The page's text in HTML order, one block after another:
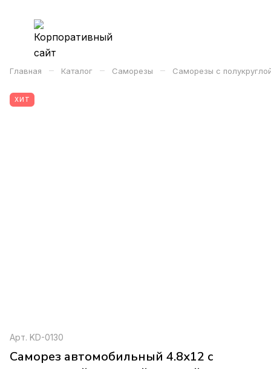
Главная – Каталог – Саморезы – Саморезы с
ХИТ
Арт. KD-0130
Саморез автомобильный 4.8x12 с